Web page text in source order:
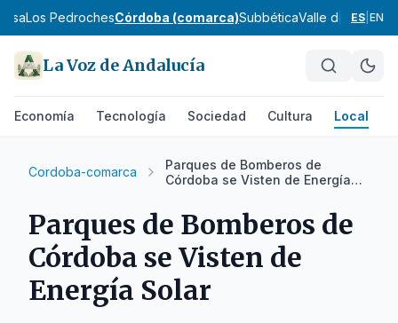
Los PedrochesCórdoba (comarca)SubbéticaValle del ES EN
La Voz de Andalucía
Economía Tecnología Sociedad Cultura Local
Cordoba-comarca
Parques de Bomberos de
Córdoba se Visten de Energía
Parques de Bomberos de
Córdoba se Visten de
Energía Solar